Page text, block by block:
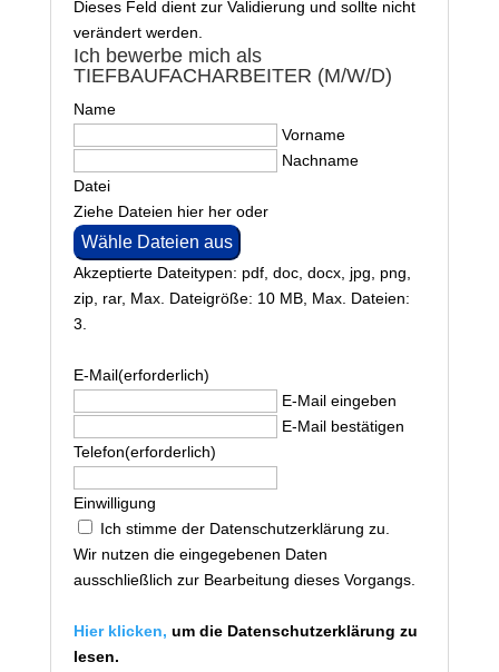
Dieses Feld dient zur Validierung und sollte nicht
verändert werden.
Ich bewerbe mich als
TIEFBAUFACHARBEITER (M/W/D)
Name
Vorname
Nachname
Datei
Ziehe Dateien hier her oder
Wähle Dateien aus
Akzeptierte Dateitypen: pdf, doc, docx, jpg, png,
zip, rar, Max. Dateigröße: 10 MB, Max. Dateien:
3.
E-Mail(erforderlich)
E-Mail eingeben
E-Mail bestätigen
Telefon(erforderlich)
Einwilligung
Ich stimme der Datenschutzerklärung zu.
Wir nutzen die eingegebenen Daten
ausschließlich zur Bearbeitung dieses Vorgangs.
Hier klicken, um die Datenschutzerklärung zu
lesen.